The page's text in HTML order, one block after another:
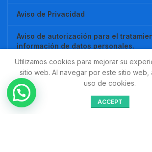
Aviso de Privacidad
Aviso de autorización para el
información de datos personales.
Redes Sociales
Utilizamos cookies para mejorar su
sitio web. Al navegar por este sitio web,
uso de cookies.
ACCEPT